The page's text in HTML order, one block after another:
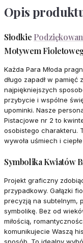
Opis
Słodkie
Motywem
Każda Para Młoda
długo zapadł w
najpiękniejszych
przybycie i wspólne
upominki. Nasze
Pistacjowe nr 2 to
osobistego charakteru.
wywoła uśmiech i
Symbolika Kwiatów
Projekt graficzny
przypadkowy. Gałązki
precyzją na subtelnym,
symbolikę. Bez od
miłością,
komunikujecie Waszą